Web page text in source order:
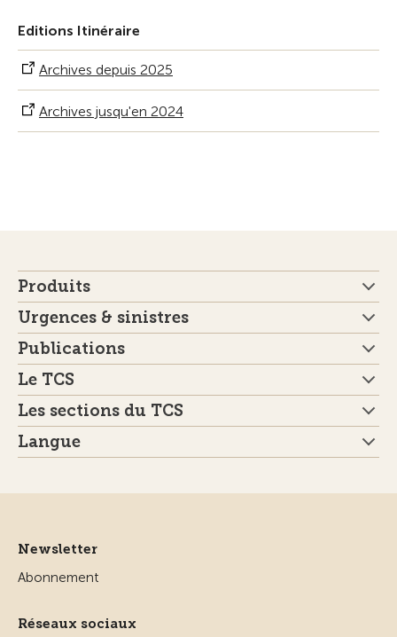
Editions Itinéraire
Archives depuis 2025
Archives jusqu'en 2024
Produits
Urgences & sinistres
Publications
Le TCS
Les sections du TCS
Langue
Newsletter
Abonnement
Réseaux sociaux